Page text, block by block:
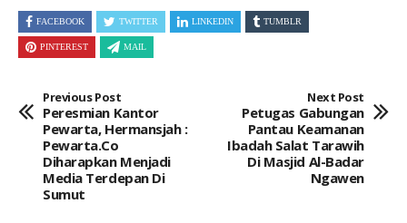
FACEBOOK TWITTER LINKEDIN TUMBLR
PINTEREST MAIL
Previous Post
Peresmian Kantor
Pewarta, Hermansjah :
Pewarta.co
Diharapkan Menjadi
Media Terdepan Di
Sumut
Next Post
Petugas Gabungan
Pantau Keamanan
Ibadah Salat Tarawih
Di Masjid Al-Badar
Ngawen